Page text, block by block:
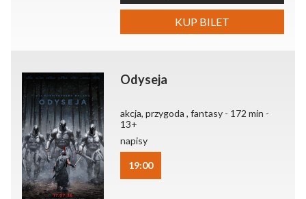
KUP BILET
Odyseja
akcja, przygoda , fantasy - 172 min -
13+
napisy
19:00